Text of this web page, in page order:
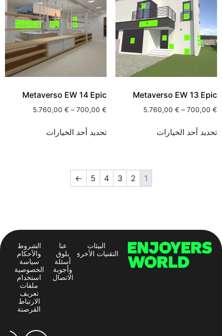
Metaverso EW 13 Epic
700,00 €
–
5.760,00 €
تحديد أحد الخيارات
Metaverso EW 14 Epic
700,00€
–
5.760,00€
تحديد أحد الخيارات
1
2
3
4
5
←
البيئات
التقنيات الأخرى
عنا
بلوق
أسئلة
وأجوبة
الاتصال
الشروط
والأحكام
سياسة
الخصوصية
استخدام
ملفات
تعريف
الارتباط
القرصنة